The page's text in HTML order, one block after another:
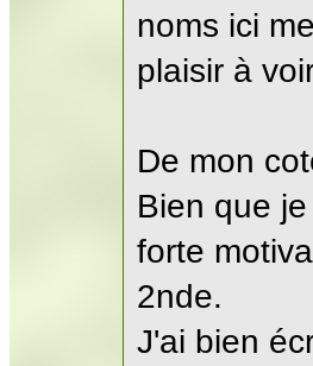
noms ici
plaisir à
De mon
Bien que
forte
2nde.
J'ai bien